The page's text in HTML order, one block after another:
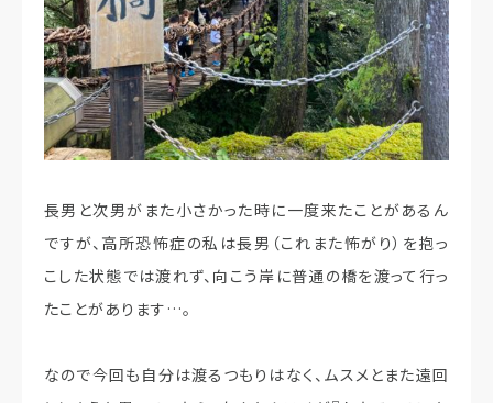
長男と次男がまた小さかった時に一度来たことがあるん
ですが、高所恐怖症の私は長男（これまた怖がり）を抱っ
こした状態では渡れず、向こう岸に普通の橋を渡って行っ
たことがあります…。
なので今回も自分は渡るつもりはなく、ムスメとまた遠回